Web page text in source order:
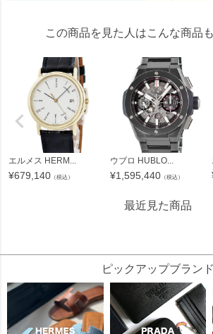
この商品を見た人はこんな商品
エルメス HERM...
¥679,140 （税込）
ウブロ HUBLO...
¥1,595,440 （税込）
最近見た商品
ピックアップブランド